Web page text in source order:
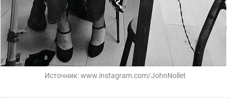
Источник:www.instagram.com/JohnNollet